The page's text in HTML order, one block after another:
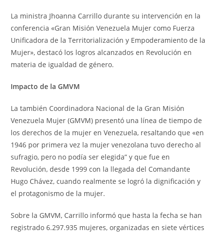
La ministra Jhoanna Carrillo durante su intervención en la
conferencia «Gran Misión Venezuela Mujer como Fuerza
Unificadora de la Territorialización y Empoderamiento de la
Mujer», destacó los logros alcanzados en Revolución en
materia de igualdad de género.
Impacto de la GMVM
La también Coordinadora Nacional de la Gran Misión
Venezuela Mujer (GMVM) presentó una línea de tiempo de
los derechos de la mujer en Venezuela, resaltando que «en
1946 por primera vez la mujer venezolana tuvo derecho al
sufragio, pero no podía ser elegida” y que fue en
Revolución, desde 1999 con la llegada del Comandante
Hugo Chávez, cuando realmente se logró la dignificación y
el protagonismo de la mujer.
Sobre la GMVM, Carrillo informó que hasta la fecha se han
registrado 6.297.935 mujeres, organizadas en siete vértices